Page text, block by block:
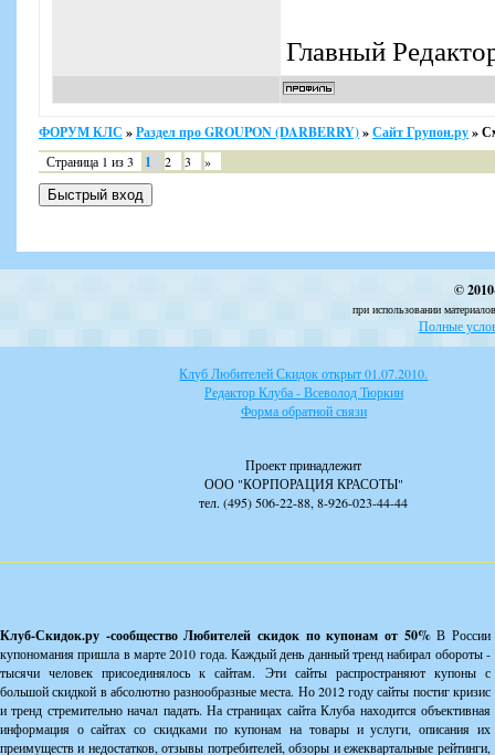
Главный
ФОРУМ КЛС »Раздел про GROUPON (DARBERRY)»Сайт Групон.ру»
Страница 1 из3 1 2 3 »
©
при использовании
Полные
Клуб Любителей Скидок открыт 01.07.2010.
Редактор Клуба - Всеволод Тюркин
Форма обратной связи
Проект принадлежит
ООО "КОРПОРАЦИЯ КРАСОТЫ"
тел. (495) 506-22-88, 8-926-023-44-44
Клуб-Скидок.ру -сообщество Любителей скидок по купонам от 50%В России
купономания пришла в марте 2010 года. Каждый день данный тренд набирал обороты -
тысячи человек присоединялось к сайтам. Эти сайты распространяют купоны с
большой скидкой в абсолютно разнообразные места. Но 2012 году сайты постиг кризис
и тренд стремительно начал падать. На страницах сайта Клуба находится объективная
информация о сайтах со скидками по купонам на товары и услуги, описания их
преимуществ и недостатков, отзывы потребителей, обзоры и ежеквартальные рейтинги,